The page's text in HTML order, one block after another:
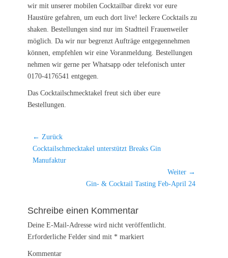
n
wir mit unserer mobilen Cocktailbar direkt vor eure
Haustüre gefahren, um euch dort live! leckere Cocktails zu
shaken. Bestellungen sind nur im Stadtteil Frauenweiler
möglich. Da wir nur begrenzt Aufträge entgegennehmen
können, empfehlen wir eine Voranmeldung. Bestellungen
nehmen wir gerne per Whatsapp oder telefonisch unter
0170-4176541 entgegen.
Das Cocktailschmecktakel freut sich über eure
Bestellungen.
Beitrags-
Navigation
← Zurück
Vorheriger
Beitrag:
Cocktailschmecktakel unterstützt Breaks Gin
Manufaktur
Weiter →
Gin- & Cocktail Tasting Feb-April 24
Schreibe einen Kommentar
Deine E-Mail-Adresse wird nicht veröffentlicht.
Erforderliche Felder sind mit * markiert
Kommentar